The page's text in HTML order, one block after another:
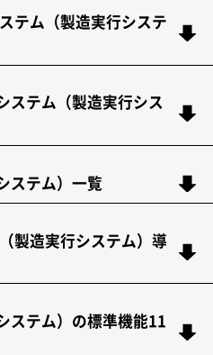
テム（製造実行システ
ステム（製造実行シス
ステム）一覧
製造実行システム）導
ステム）の標準機能11